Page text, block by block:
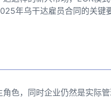
年乌干达雇员合同的关键
色，同时企业仍然是实际